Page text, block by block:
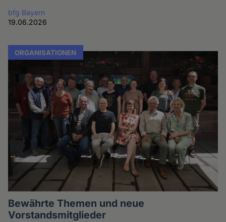
bfg Bayern
19.06.2026
ORGANISATIONEN
Bewährte Themen und neue
Vorstandsmitglieder